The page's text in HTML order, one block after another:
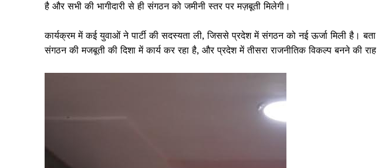
है और सभी की भागीदारी से ही संगठन को जमीनी स्तर पर मज़बूती मिलेगी।
कार्यक्रम में कई युवाओं ने पार्टी की सदस्यता ली, जिससे प्रदेश में संगठन को नई ऊर्जा मिली है।
संगठन की मजबूती की दिशा में कार्य कर रहा है, और प्रदेश में तीसरा राजनीतिक विकल्प बनने की